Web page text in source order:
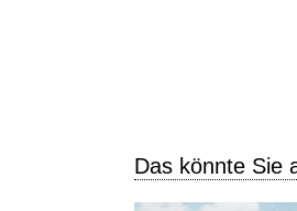
Das könnte Sie